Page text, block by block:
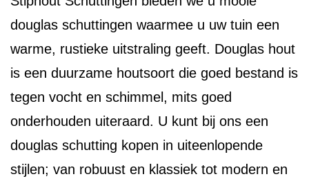
douglas schuttingen waarmee u uw tuin een
warme, rustieke uitstraling geeft. Douglas hout
is een duurzame houtsoort die goed bestand is
tegen vocht en schimmel, mits goed
onderhouden uiteraard. U kunt bij ons een
douglas schutting kopen in uiteenlopende
stijlen; van robuust en klassiek tot modern en